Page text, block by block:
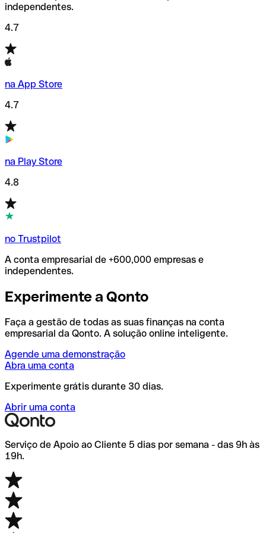
independentes.
4.7
na App Store
4.7
na Play Store
4.8
no Trustpilot
A conta empresarial de +600,000 empresas e
independentes.
Experimente a Qonto
Faça a gestão de todas as suas finanças na conta
empresarial da Qonto. A solução online inteligente.
Agende uma demonstração
Abra uma conta
Experimente grátis durante 30 dias.
Abrir uma conta
Serviço de Apoio ao Cliente 5 dias por semana - das 9h às
19h.